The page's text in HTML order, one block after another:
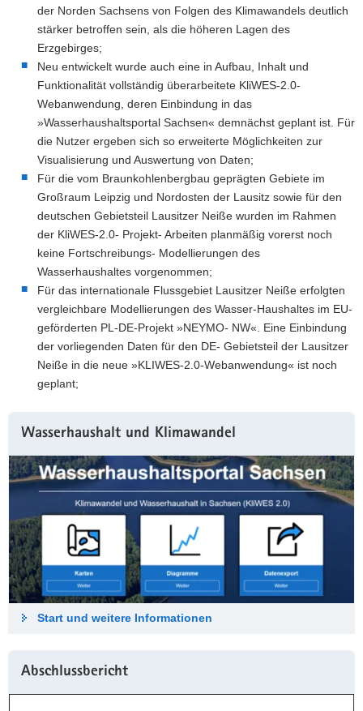
der Norden Sachsens von Folgen des Klimawandels deutlich
stärker betroffen sein, als die höheren Lagen des
Erzgebirges;
Neu entwickelt wurde auch eine in Aufbau, Inhalt und
Funktionalität vollständig überarbeitete KliWES-2.0-
Webanwendung, deren Einbindung in das
»Wasserhaushaltsportal Sachsen« demnächst geplant ist. Für
die Nutzer ergeben sich so erweiterte Möglichkeiten zur
Visualisierung und Auswertung von Daten;
Für die vom Braunkohlenbergbau geprägten Gebiete im
Großraum Leipzig und Nordosten der Lausitz sowie für den
deutschen Gebietsteil Lausitzer Neiße wurden im Rahmen
der KliWES-2.0- Projekt- Arbeiten planmäßig vorerst noch
keine Fortschreibungs- Modellierungen des
Wasserhaushaltes vorgenommen;
Für das internationale Flussgebiet Lausitzer Neiße erfolgten
vergleichbare Modellierungen des Wasser-Haushaltes im EU-
geförderten PL-DE-Projekt »NEYMO- NW«. Eine Einbindung
der vorliegenden Daten für den DE- Gebietsteil der Lausitzer
Neiße in die neue »KLIWES-2.0-Webanwendung« ist noch
geplant;
Wasserhaushalt und Klimawandel
Start und weitere Informationen
Abschlussbericht